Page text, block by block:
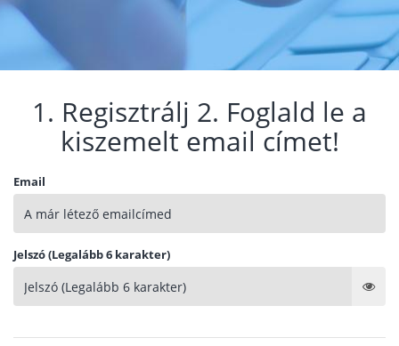
1. Regisztrálj 2. Foglald le a
kiszemelt email címet!
Email
Jelszó (Legalább 6 karakter)